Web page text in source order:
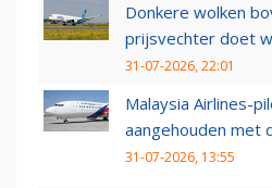
Donkere wolken
prijsvechter doet
31-07-2026, 22:01
Malaysia Airlines-
aangehouden met
31-07-2026, 13:55